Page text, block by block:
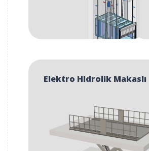
Elektro Hidrolik Makaslı